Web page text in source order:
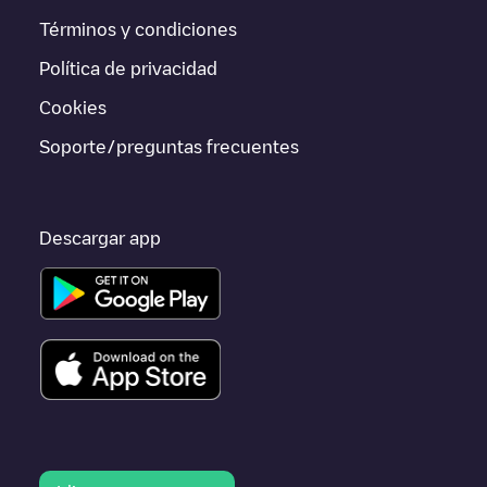
Si este cargador deDoverno vale para tu coche, existen
otras ciudades comoGrand Rapids
porque están cerca y se encuentran dentro de
Términos y condiciones
Política de privacidad
Cookies
Soporte/preguntas frecuentes
Descargar app